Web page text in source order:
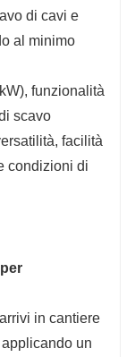
di cavi e
al minimo
funzionalità
scavo
facilità
condizioni di
in ​​cantiere
un